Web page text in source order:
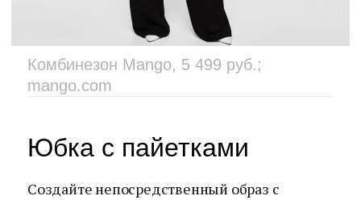
Комбинезон Mango, 5 499 руб.;
mango.com
Юбка с пайетками
Создайте непосредственный образ с